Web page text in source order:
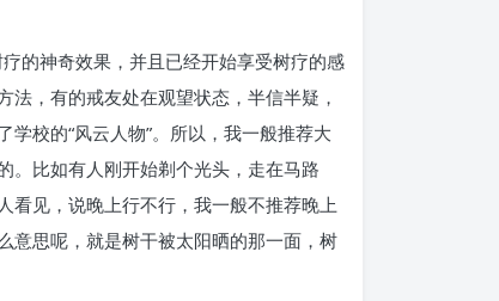
的神奇效果，并且已经开始享受树疗的感
，有的戒友处在观望状态，半信半疑，
校的“风云人物”。所以，我一般推荐大
。比如有人刚开始剃个光头，走在马路
看见，说晚上行不行，我一般不推荐晚上
意思呢，就是树干被太阳晒的那一面，树